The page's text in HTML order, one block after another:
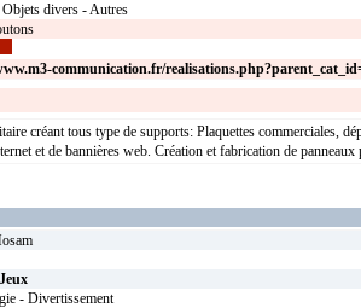
divers - Autres
communication.fr/
créant tous type de supports: Plaquettes commerciales,
et de bannières web. Création et fabrication de
Jeux
- Divertissement